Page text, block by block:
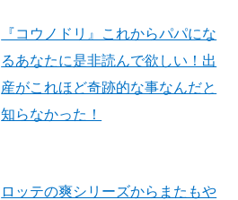
『コウノドリ』これからパパにな
るあなたに是非読んで欲しい！出
産がこれほど奇跡的な事なんだと
知らなかった！
ロッテの爽シリーズからまたもや